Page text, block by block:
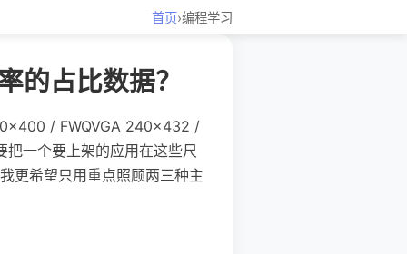
首页›编程学习
的占比数据？
/ FWQVGA 240×432 /
一个要上架的应用在这些尺
更希望只用重点照顾两三种主